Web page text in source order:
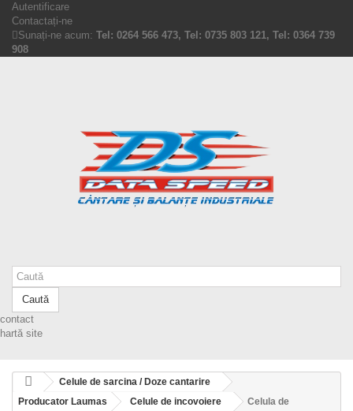
Autentificare
Contactați-ne
Sunați-ne acum: Tel: 0264 566 473, Tel: 0735 803 121, Tel: 0364 739
908
Caută
contact
hartă site
Celule de sarcina / Doze cantarire
Producator Laumas
Celule de incovoiere
Celula de